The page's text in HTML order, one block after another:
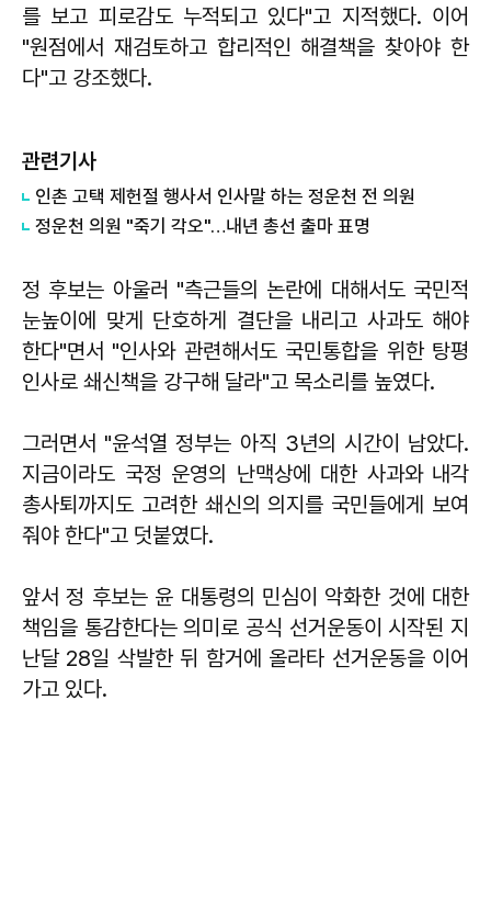
를 보고 피로감도 누적되고 있다"고 지적했다. 이어
"원점에서 재검토하고 합리적인 해결책을 찾아야 한
다"고 강조했다.
관련기사
인촌 고택 제헌절 행사서 인사말 하는 정운천 전 의원
정운천 의원 "죽기 각오"…내년 총선 출마 표명
정 후보는 아울러 "측근들의 논란에 대해서도 국민적
눈높이에 맞게 단호하게 결단을 내리고 사과도 해야
한다"면서 "인사와 관련해서도 국민통합을 위한 탕평
인사로 쇄신책을 강구해 달라"고 목소리를 높였다.
그러면서 "윤석열 정부는 아직 3년의 시간이 남았다.
지금이라도 국정 운영의 난맥상에 대한 사과와 내각
총사퇴까지도 고려한 쇄신의 의지를 국민들에게 보여
줘야 한다"고 덧붙였다.
앞서 정 후보는 윤 대통령의 민심이 악화한 것에 대한
책임을 통감한다는 의미로 공식 선거운동이 시작된 지
난달 28일 삭발한 뒤 함거에 올라타 선거운동을 이어
가고 있다.